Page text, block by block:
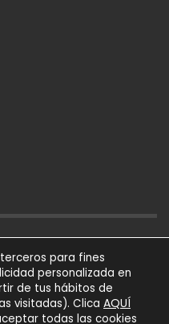
POLÍTICA DE COOKIES
para fines
personalizada en
de tus hábitos de
visitadas). Clica AQUÍ
todas las cookies